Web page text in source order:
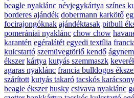
beagle nyaklánc névjegykártya színes
borderes ajándék dobermann karkötő
focirajongóknak ajándéktasak pitbull
pomerániai nyaklánc chow chow
karantén egéralátét egyedi textília
kulcstartó szemüvegtörlő kendő
ékszer kártya kutyás szemmaszk
agaras nyaklánc francia bulldogos
szárított kutyás takaró tacskós
beagle ékszer husky csivava nyaklánc